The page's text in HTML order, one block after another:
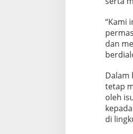
“Kami
dan
Dalam
tetap
oleh
di